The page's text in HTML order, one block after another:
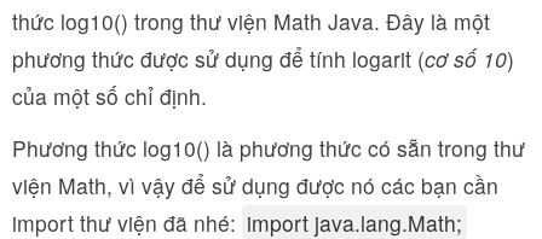
thức log10() trong thư viện Math Java. Đây là một
phương thức được sử dụng để tính logarit (cơ số 10)
của một số chỉ định.
Phương thức log10() là phương thức có sẵn trong thư
viện Math, vì vậy để sử dụng được nó các bạn cần
import thư viện đã nhé: import java.lang.Math;